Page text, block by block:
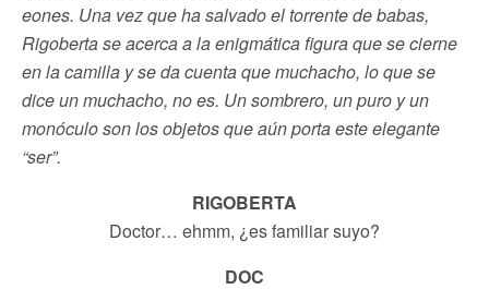
eones. Una vez que ha salvado el torrente de babas,
Rigoberta se acerca a la enigmática figura que se cierne
en la camilla y se da cuenta que muchacho, lo que se
dice un muchacho, no es. Un sombrero, un puro y un
monóculo son los objetos que aún porta este elegante
“ser”.
RIGOBERTA
Doctor… ehmm, ¿es familiar suyo?
DOC